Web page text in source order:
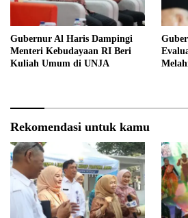
Gubernur Al Haris Dampingi
Menteri Kebudayaan RI Beri
Kuliah Umum di UNJA
Rekomendasi untuk kamu